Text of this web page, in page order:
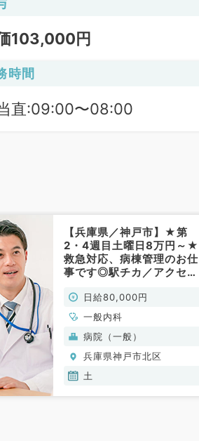
103,000円
時間
直:09:00〜08:00
【兵庫県／神戸市】★第
2・4週目土曜日8万円～★
救急対応、病棟管理のお仕
事です◎駅チカ／アクセス
勤）日給80,000円
一般内科
病院（一般）
兵庫県神戸市北区
土